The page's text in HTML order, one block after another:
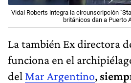
Vidal Roberts integra la circunscripción
británicos dan a Puerto
La también Ex directora
funciona en el
del Mar Argentino,